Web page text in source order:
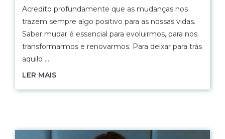
Acredito profundamente que as mudanças nos
trazem sempre algo positivo para as nossas vidas.
Saber mudar é essencial para evoluirmos, para nos
transformarmos e renovarmos. Para deixar para trás
aquilo …
LER MAIS